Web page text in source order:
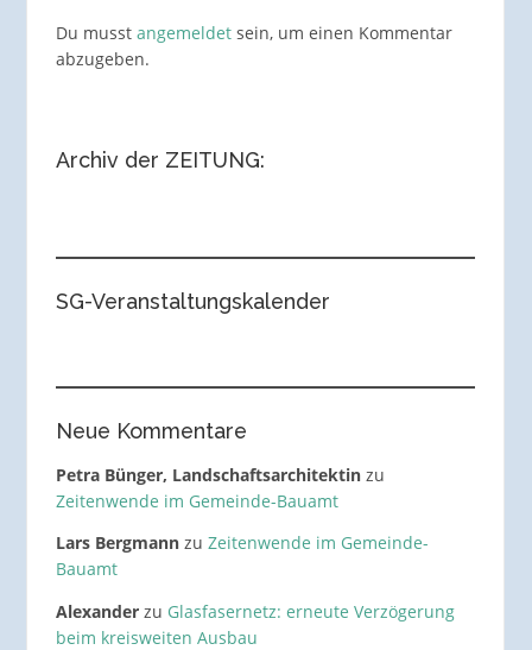
Du musst angemeldetsein, um einen Kommentar
abzugeben.
Archiv der ZEITUNG:
SG-Veranstaltungskalender
Neue Kommentare
Petra Bünger, Landschaftsarchitektinzu
Zeitenwende im Gemeinde-Bauamt
Lars Bergmannzu Zeitenwende im Gemeinde-
Bauamt
Alexanderzu Glasfasernetz: erneute Verzögerung
beim kreisweiten Ausbau